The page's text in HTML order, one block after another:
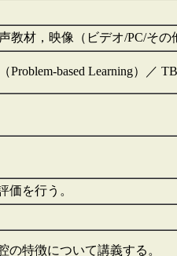
教材，映像（ビデオ/PC/その
based Learning）／
価を行う。
の特徴について講義する。